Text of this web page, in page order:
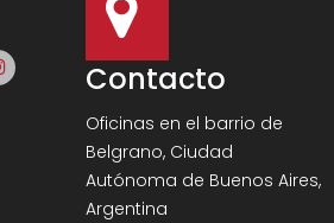
Contacto
Oficinas en el barrio de
Belgrano, Ciudad
Autónoma de Buenos Aires,
Argentina